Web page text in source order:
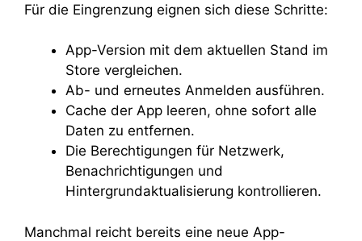
Für die Eingrenzung eignen sich diese Schritte:
App-Version mit dem aktuellen Stand im
Store vergleichen.
Ab- und erneutes Anmelden ausführen.
Cache der App leeren, ohne sofort alle
Daten zu entfernen.
Die Berechtigungen für Netzwerk,
Benachrichtigungen und
Hintergrundaktualisierung kontrollieren.
Manchmal reicht bereits eine neue App-